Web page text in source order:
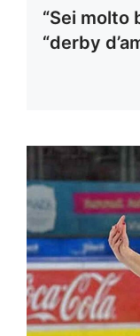
“Sei molto
“derby